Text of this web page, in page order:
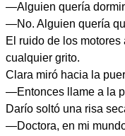
—Alguien quería
—No. Alguien quería
El ruido de los
cualquier grito.
Clara miró hacia la
—Entonces llame a la
Darío soltó una risa
—Doctora, en mi